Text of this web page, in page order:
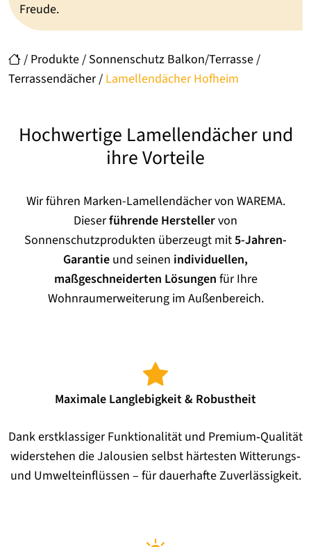
/ Produkte/ Sonnenschutz Balkon/Terrasse/
Terrassendächer/ Lamellendächer Hofheim
Freude.
Hochwertige Lamellendächer und
ihre Vorteile
Wir führen Marken-Lamellendächer von WAREMA.
Dieserführende Herstellervon
Sonnenschutzprodukten überzeugt mit5-Jahren-
Garantie und seinen individuellen,
maßgeschneiderten Lösungen für Ihre
Wohnraumerweiterung im Außenbereich.
Maximale Langlebigkeit & Robustheit
Dank erstklassiger Funktionalität und Premium‑Qualität
widerstehen die Jalousien selbst härtesten Witterungs‑
und Umwelteinflüssen – für dauerhafte Zuverlässigkeit.